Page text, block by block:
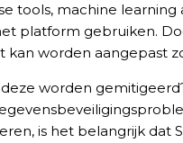
tools, machine
platform gebruiken.
worden aangepast
worden
is het belangrijk dat